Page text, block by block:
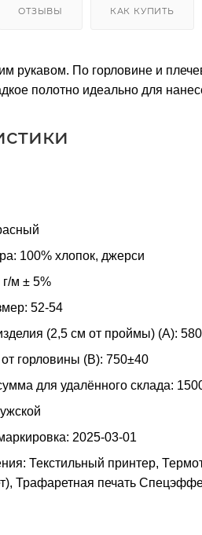
ОТЗЫВЫ КАК КУПИТЬ
рукавом. По горловине и
полотно идеально для
100% хлопок, джерси
г/м ± 5%
52-54
(2,5 см от проймы) (A):
горловины (B): 750±40
для удалённого склада:
2025-03-01
Текстильный принтер,
Трафаретная печать